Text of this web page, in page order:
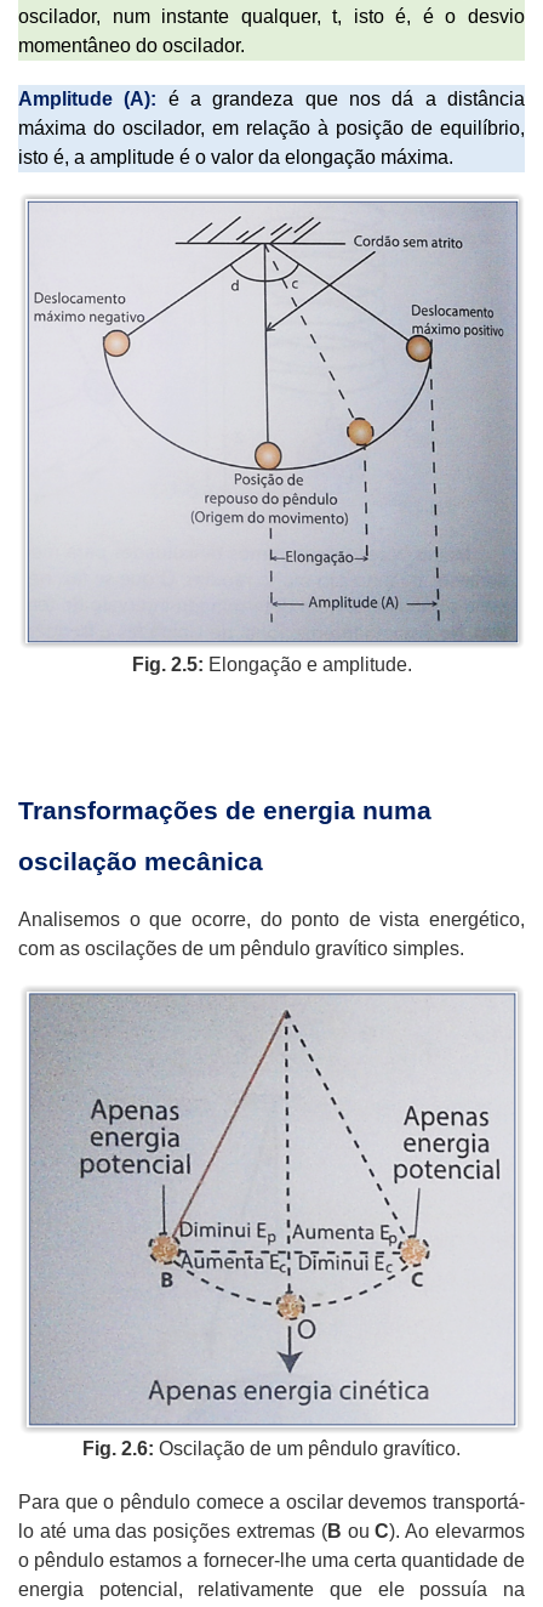
oscilador, num instante qualquer, t, isto é, é o desvio
momentâneo do oscilador.
Amplitude (A): é a grandeza que nos dá a distância
máxima do oscilador, em relação à posição de equilíbrio,
isto é, a amplitude é o valor da elongação máxima.
Fig. 2.5: Elongação e amplitude.
Transformações de energia numa
oscilação mecânica
Analisemos o que ocorre, do ponto de vista energético,
com as oscilações de um pêndulo gravítico simples.
Fig. 2.6: Oscilação de um pêndulo gravítico.
Para que o pêndulo comece a oscilar devemos transportá-
lo até uma das posições extremas (B ouC). Ao elevarmos
o pêndulo estamos a fornecer-lhe uma certa quantidade de
energia potencial, relativamente que ele possuía na